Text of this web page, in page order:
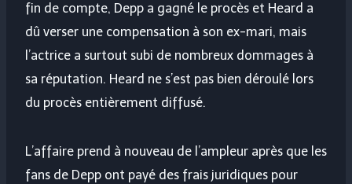
fin de compte, Depp a gagné le procès et Heard a
dû verser une compensation à son ex-mari, mais
l’actrice a surtout subi de nombreux dommages à
sa réputation. Heard ne s’est pas bien déroulé lors
du procès entièrement diffusé.
L’affaire prend à nouveau de l’ampleur après que les
fans de Depp ont payé des frais juridiques pour